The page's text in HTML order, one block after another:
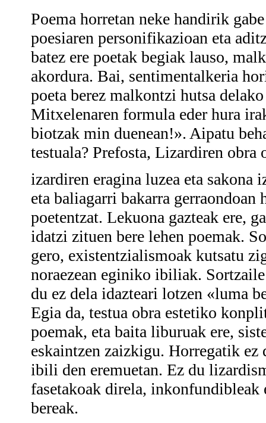
Poema horretan neke handirik
poesiaren personifikazioan eta
batez ere poetak begiak lauso,
akordura. Bai, sentimentalkeria
poeta berez malkontzi hutsa
Mitxelenaren formula eder hura
biotzak min duenean!». Aipatu
testuala? Prefosta, Lizardiren obra
izardiren eragina luzea eta sakona
eta baliagarri bakarra
poetentzat. Lekuona gazteak ere,
idatzi zituen bere lehen poemak.
gero, existentzialismoak kutsatu
noraezean eginiko ibiliak.
du ez dela idazteari lotzen «luma
Egia da, testua obra estetiko
poemak, eta baita liburuak ere,
eskaintzen zaizkigu. Horregatik
ibili den eremuetan. Ez du
fasetakoak direla,
bereak.